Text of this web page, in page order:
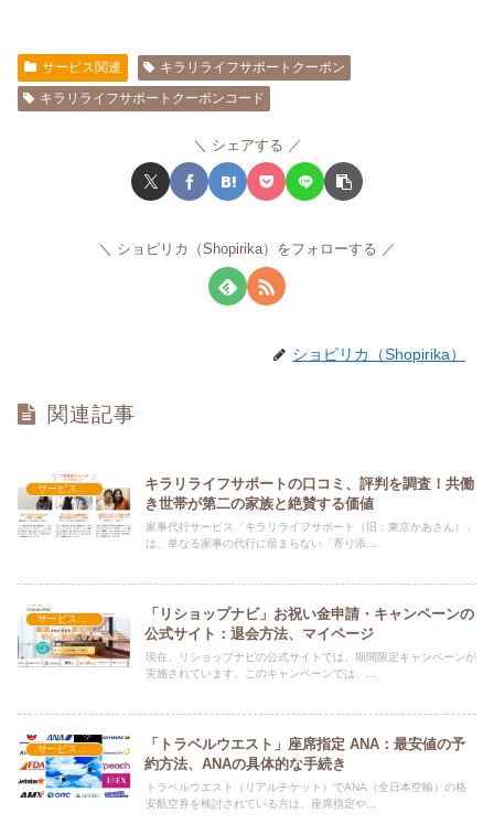
サービス関連
キラリライフサポートクーポン
キラリライフサポートクーポンコード
シェアする
ショピリカ（Shopirika）をフォローする
ショピリカ（Shopirika）
関連記事
キラリライフサポートの口コミ、評判を調査！共働
き世帯が第二の家族と絶賛する価値
家事代行サービス「キラリライフサポート（旧：東京かあさん）」
は、単なる家事の代行に留まらない「寄り添...
「リショップナビ」お祝い金申請・キャンペーンの
公式サイト：退会方法、マイページ
現在、リショップナビの公式サイトでは、期間限定キャンペーンが
実施されています。このキャンペーンでは、...
「トラベルウエスト」座席指定 ANA：最安値の予
約方法、ANAの具体的な手続き
トラベルウエスト（リアルチケット）でANA（全日本空輸）の格
安航空券を検討されている方は、座席指定や...